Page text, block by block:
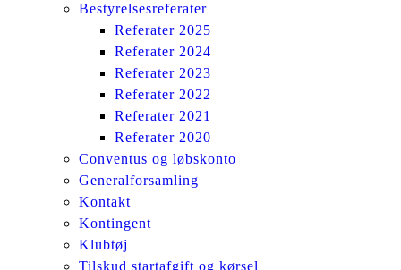
Bestyrelsesreferater
Referater 2025
Referater 2024
Referater 2023
Referater 2022
Referater 2021
Referater 2020
Conventus og løbskonto
Generalforsamling
Kontakt
Kontingent
Klubtøj
Tilskud startafgift og kørsel